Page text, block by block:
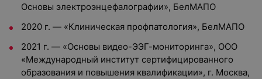
Основы электроэнцефалографии», БелМАПО
2020 г. — «Клиническая профпатология», БелМАПО
2021 г. — «Основы видео-ЭЭГ-мониторинга», ООО
«Международный институт сертифицированного
образования и повышения квалификации», г. Москва,